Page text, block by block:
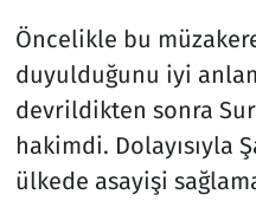
Öncelikle bu
duyulduğunu iyi
devrildikten sonra
hakimdi. Dolayısıyla
ülkede asayişi
Savunma Sanayi
Seçim 2023
Spor